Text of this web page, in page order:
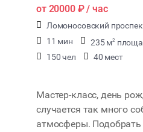
от 20000 ₽/ час
Ломоносовский
11 мин
235 м2
150 чел
40 мест
Мастер-класс, день
случается так много
атмосферы.